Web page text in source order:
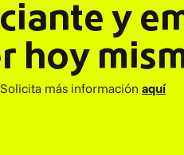
y
hoy
más información aquí